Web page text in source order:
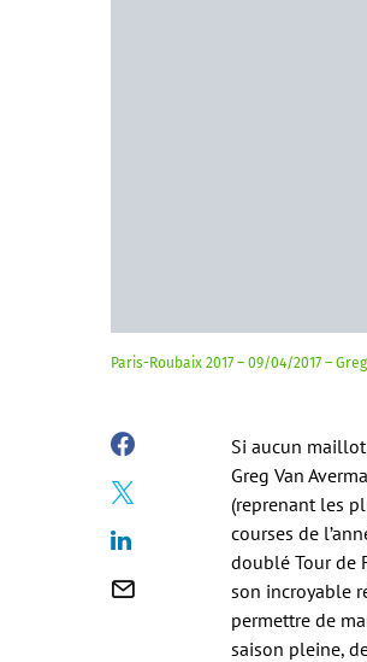
Paris-Roubaix 2017 – 09/04/2017 –
Si aucun
Greg Van
(reprenant les
courses de
doublé Tour de
son incroyable
permettre de
saison pleine,